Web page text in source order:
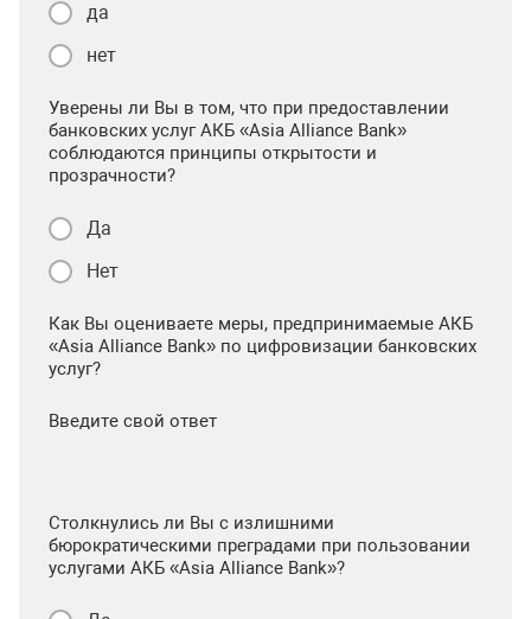
да
нет
Уверены ли Вы в том, что при предоставлении
банковских услуг АКБ «Asia Alliance Bank»
соблюдаются принципы открытости и
прозрачности?
Да
Нет
Как Вы оцениваете меры, предпринимаемые АКБ
«Asia Alliance Bank» по цифровизации банковских
услуг?
Введите свой ответ
Столкнулись ли Вы с излишними
бюрократическими преградами при пользовании
услугами АКБ «Asia Alliance Bank»?